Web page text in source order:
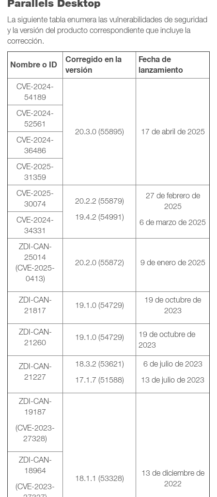
Parallels Desktop
La siguiente tabla enumera las vulnerabilidades de seguridad
y la versión del producto correspondiente que incluye la
corrección.
Nombre o ID
Corregido en la
versión
Fecha de
lanzamiento
CVE-2024-
54189
20.3.0 (55895) 17 de abril de 2025
CVE-2024-
52561
CVE-2024-
36486
CVE-2025-
31359
CVE-2025-
30074
20.2.2 (55879)
19.4.2 (54991)
27 de febrero de
2025
6 de marzo de 2025
CVE-2024-
34331
ZDI-CAN-
25014
(CVE-2025-
0413)
20.2.0 (55872) 9 de enero de 2025
ZDI-CAN-
21817
19.1.0 (54729)
19 de octubre de
2023
ZDI-CAN-
21260
19.1.0 (54729)
19 de octubre de
2023
ZDI-CAN-
21227
18.3.2 (53621)
17.1.7 (51588)
6 de julio de 2023
13 de julio de 2023
ZDI-CAN-
19187
(CVE-2023-
27328)
18.1.1 (53328)
13 de diciembre de
2022
ZDI-CAN-
18964
(CVE-2023-